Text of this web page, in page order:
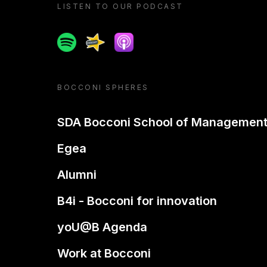
LISTEN TO OUR PODCAST
SpotifySpreakerApple podcast
BOCCONI SPHERES
SDA Bocconi School of Management
Egea
Alumni
B4i - Bocconi for innovation
yoU@B Agenda
Work at Bocconi